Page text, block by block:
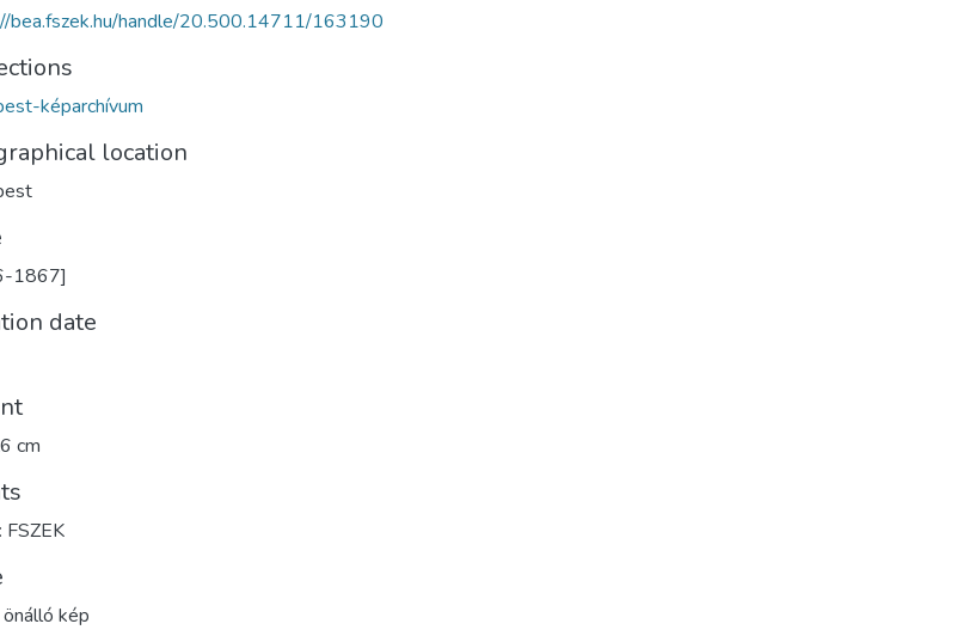
bea.fszek.hu/handle/20.500.14711/163190
képarchívum
location
1867]
date
cm
FSZEK
kép